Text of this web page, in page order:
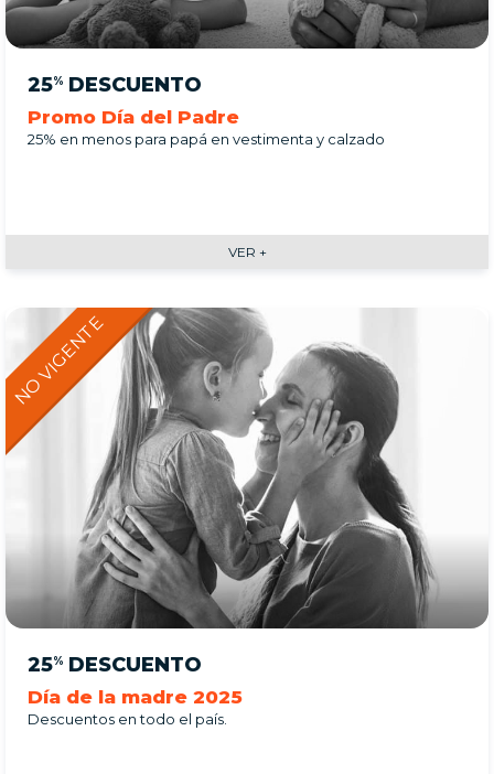
25% DESCUENTO
Promo Día del Padre
25% en menos para papá en vestimenta y calzado
VER +
25% DESCUENTO
Día de la madre 2025
Descuentos en todo el país.